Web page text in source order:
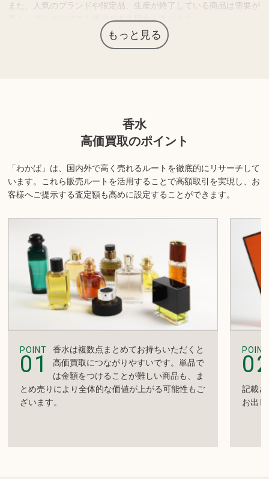
また、人気のブランドや限定品、生産が終了している商品は需要が
高く、ボトルだけでも価値がある場合もあります。
ライフスタイルや趣向の変化などで使わずに保管している香水があ
商品の状態や内容によっては、お買取できない場合がございま
す。詳しくは店舗までお問い合わせください。
もっと見る
香水
高価買取のポイント
「わかば」は、国内外で高く売れるルートを徹底的にリサーチして
います。 これら販売ルートを活用することで高額取引を実現し、お
客様へご提示する査定額も高めに設定することができます。
POINT
01
香水は複数点まとめてお持ちいただくと
高価買取につながりやすいです。単品で
は金額をつけることが難しい商品も、ま
とめ売りにより全体的な価値が上がる可能性もご
ざいます。
POINT
記載
お出